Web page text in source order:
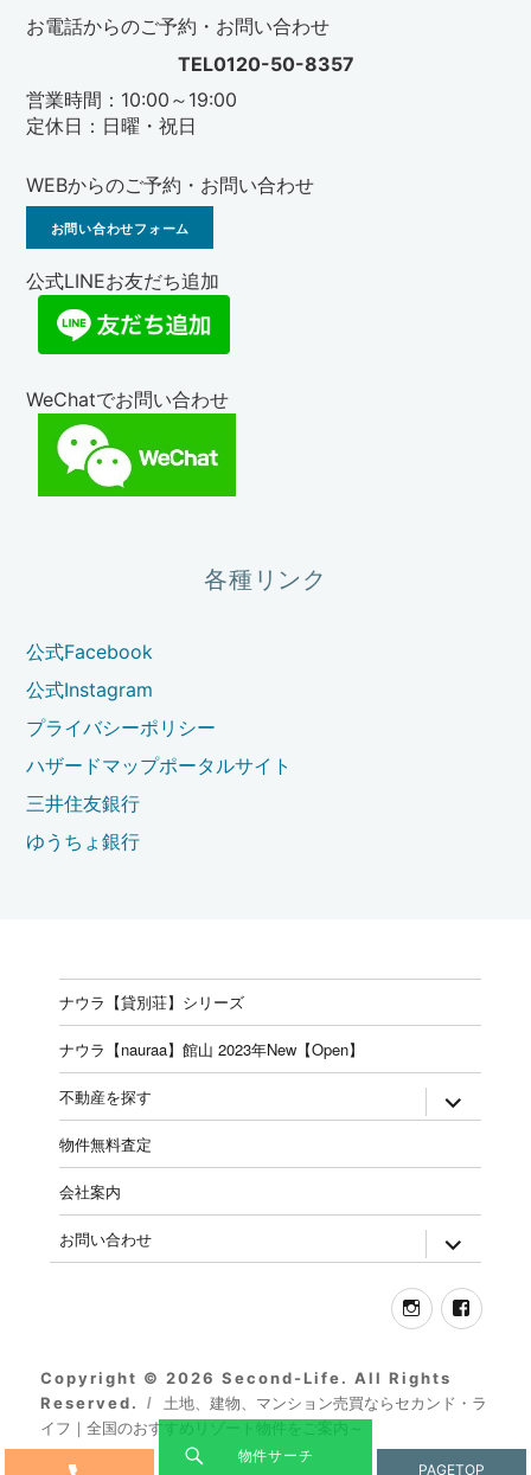
物件サーチ
お電話からのご予約・お問い合わせ
TEL0120-50-8357
営業時間：10:00～19:00
定休日：日曜・祝日
WEBからのご予約・お問い合わせ
お問い合わせフォーム
公式LINEお友だち追加
WeChatでお問い合わせ
各種リンク
公式Facebook
公式Instagram
プライバシーポリシー
ハザードマップポータルサイト
三井住友銀行
ゆうちょ銀行
ナウラ【貸別荘】シリーズ
ナウラ【nauraa】館山 2023年New【Open】
不動産を探す expand
child
物件無料査定
会社案内
お問い合わせ expand
child
Instagram
Copyright © 2026 Second-Life. All Rights
Reserved.
土地、建物、マンション売買ならセカンド・ラ
イフ｜全国のおすすめリゾート物件をご案内～
PAGETOP